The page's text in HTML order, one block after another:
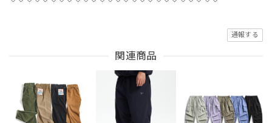
通報する
関連商品